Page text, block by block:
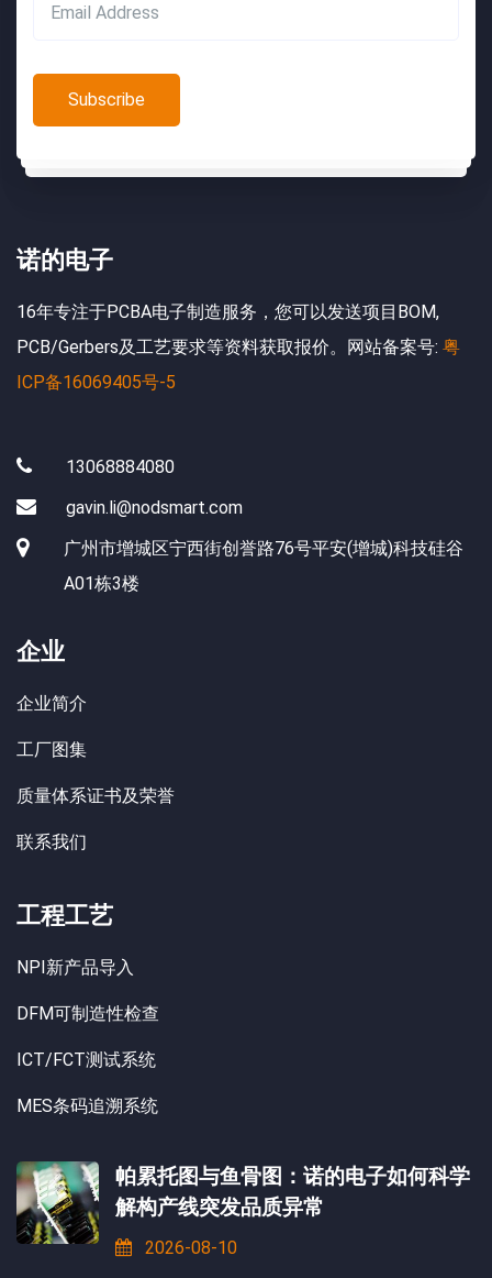
诺的电子
16年专注于PCBA电子制造服务，您可以发送项目BOM,
PCB/Gerbers及工艺要求等资料获取报价。网站备案号: 粤
ICP备16069405号-5
13068884080
gavin.li@nodsmart.com
广州市增城区宁西街创誉路76号平安(增城)科技硅谷
A01栋3楼
企业
企业简介
工厂图集
质量体系证书及荣誉
联系我们
工程工艺
NPI新产品导入
DFM可制造性检查
ICT/FCT测试系统
MES条码追溯系统
帕累托图与鱼骨图：诺的电子如何科学
解构产线突发品质异常
2026-08-10